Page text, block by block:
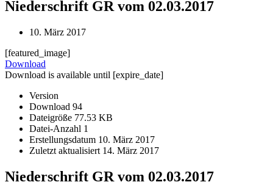
Niederschrift GR vom 02.03.2017
10. März 2017
[featured_image]
Download
Download is available until [expire_date]
Version
Download 94
Dateigröße 77.53 KB
Datei-Anzahl 1
Erstellungsdatum 10. März 2017
Zuletzt aktualisiert 14. März 2017
Niederschrift GR vom 02.03.2017